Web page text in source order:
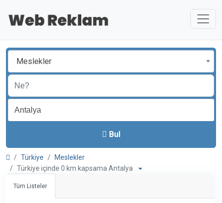
Meslekler
Bul
Türkiye
Meslekler
Türkiye içinde 0 km kapsama Antalya
Tüm Listeler